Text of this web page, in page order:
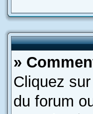
»
Cliquez
du forum